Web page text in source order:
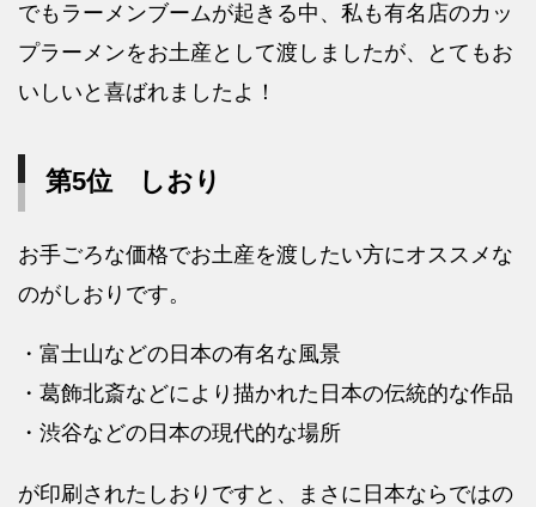
でもラーメンブームが起きる中、私も有名店のカッ
プラーメンをお土産として渡しましたが、とてもお
いしいと喜ばれましたよ！
第5位 しおり
お手ごろな価格でお土産を渡したい方にオススメな
のがしおりです。
・富士山などの日本の有名な風景
・葛飾北斎などにより描かれた日本の伝統的な作品
・渋谷などの日本の現代的な場所
が印刷されたしおりですと、まさに日本ならではの